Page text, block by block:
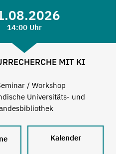
14:00 Uhr
MIT KI
/ Workshop
Universitäts- und
Kalender